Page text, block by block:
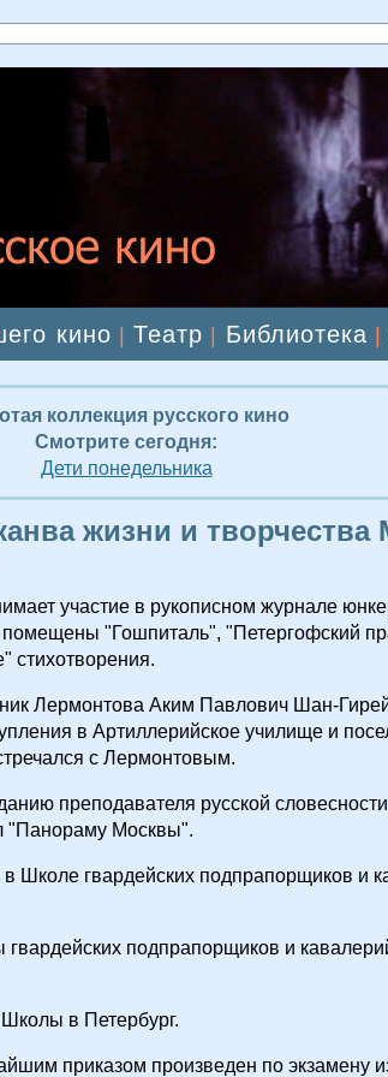
кино |Театр Библиотека
коллекция русского кино
Смотрите сегодня:
Дети понедельника
жизни и
участие в рукописном журнале
"Гошпиталь", "Петергофский
стихотворения.
Лермонтова Аким Павлович Шан-
в Артиллерийское училище и
с Лермонтовым.
преподавателя русской
"Панораму Москвы".
Школе гвардейских подпрапорщиков и
подпрапорщиков и
в Петербург.
приказом произведен по экзамену